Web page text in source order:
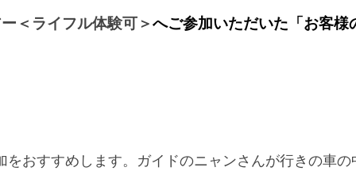
＜ライフル体験可＞へご参加いただいた「お客様
おすすめします。ガイドのニャンさんが行きの車